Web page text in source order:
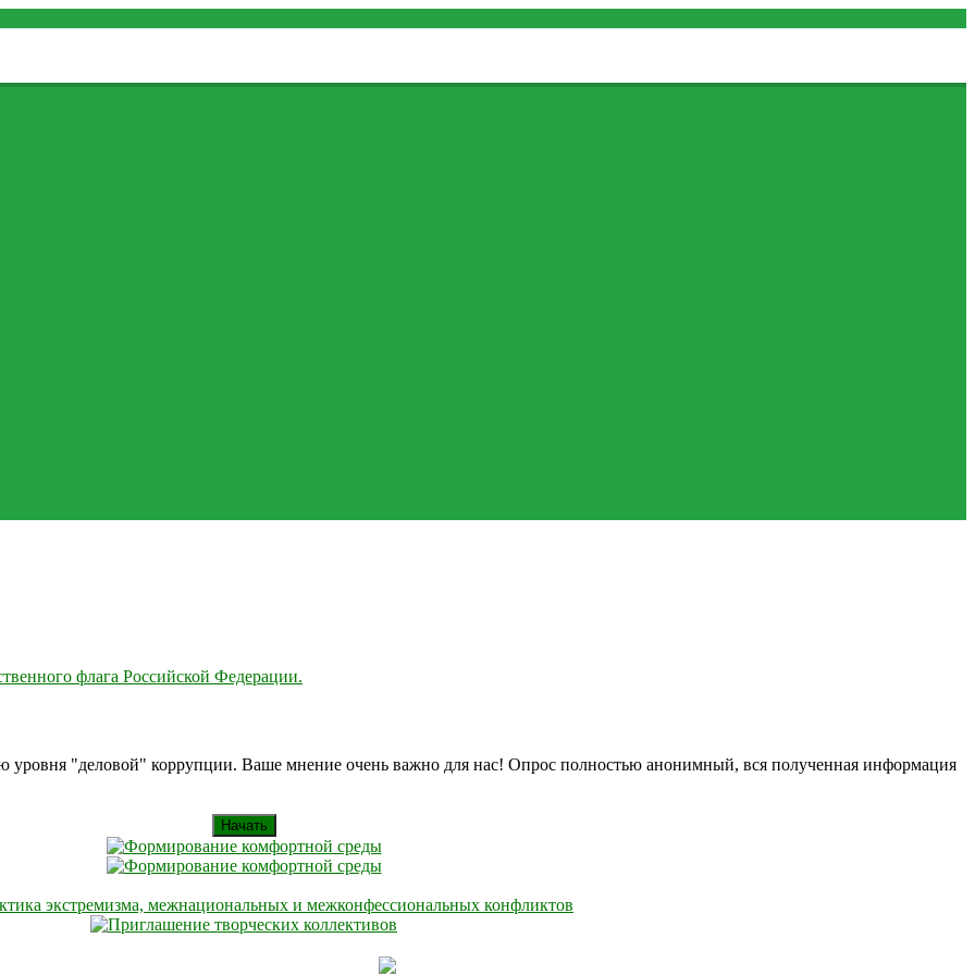
флага Российской Федерации.
уровня "деловой" коррупции. Ваше мнение очень важно для нас! Опрос полностью анонимный, вся полученная информация
Начать